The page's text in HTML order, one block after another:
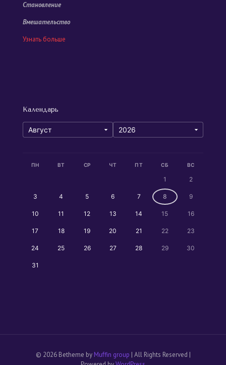
Становление
Вмешательство
Узнать больше
Календарь
ПН ВТ СР ЧТ ПТ СБ ВС
1 2
3 4 5 6 7 8 9
10 11 12 13 14 15 16
17 18 19 20 21 22 23
24 25 26 27 28 29 30
31
© 2026 Betheme by Muffin group | All Rights Reserved |